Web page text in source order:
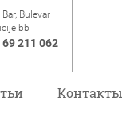
Bulevar
bb
69 211 062
Контакты